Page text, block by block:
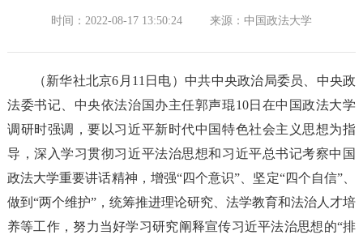
时间：2022-08-17 13:50:24 来源：中国政法大学
（新华社北京6月11日电）中共中央政治局委员、中央政
法委书记、中央依法治国办主任郭声琨10日在中国政法大学
调研时强调，要以习近平新时代中国特色社会主义思想为指
导，深入学习贯彻习近平法治思想和习近平总书记考察中国
政法大学重要讲话精神，增强“四个意识”、坚定“四个自信”、
做到“两个维护”，统筹推进理论研究、法学教育和法治人才培
养等工作，努力当好学习研究阐释宣传习近平法治思想的“排